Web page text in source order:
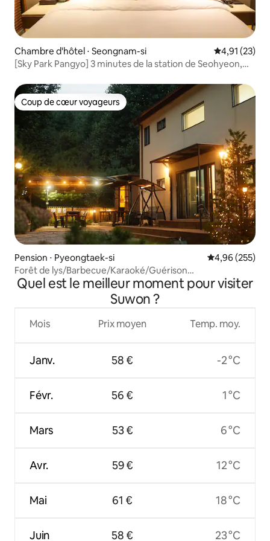
Chambre d'hôtel ⋅ Seongnam-si Évaluation
4,91 (23)
[Sky Park Pangyo] 3 minutes de la station de Seohyeon,
propreté, standard queen
Coup de cœur voyageurs
Coup de cœur voyageurs
Pension ⋅ Pyeongtaek-si Évaluation
4,96 (255)
Forêt de lys/Barbecue/Karaoké/Guérison
familiale/Maison de repos
Quel est le meilleur moment pour visiter
Suwon ?
Mois
Janv.
Févr.
Mars
Avr.
Mai
Juin
Prix moyen
58 €
56 €
53 €
59 €
61 €
58 €
Temp. moy.
-2 °C
1 °C
6 °C
12 °C
18 °C
23 °C